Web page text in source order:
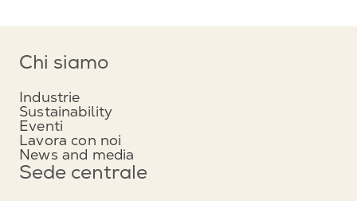
Chi siamo
Industrie
Sustainability
Eventi
Lavora con noi
News and media
Sede centrale